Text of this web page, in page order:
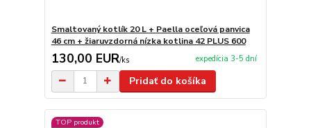
Smaltovaný kotlík 20 L + Paella oceľová panvica
46 cm + žiaruvzdorná nízka kotlina 42 PLUS 600
130,00 EUR/ks expedícia 3-5 dní
Pridať do košíka
TOP produkt